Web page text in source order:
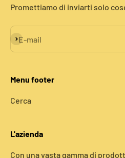
Promettiamo di inviarti solo
E-mail
Iscriviti alla newsletter
Menu footer
Cerca
L'azienda
Con una vasta gamma di